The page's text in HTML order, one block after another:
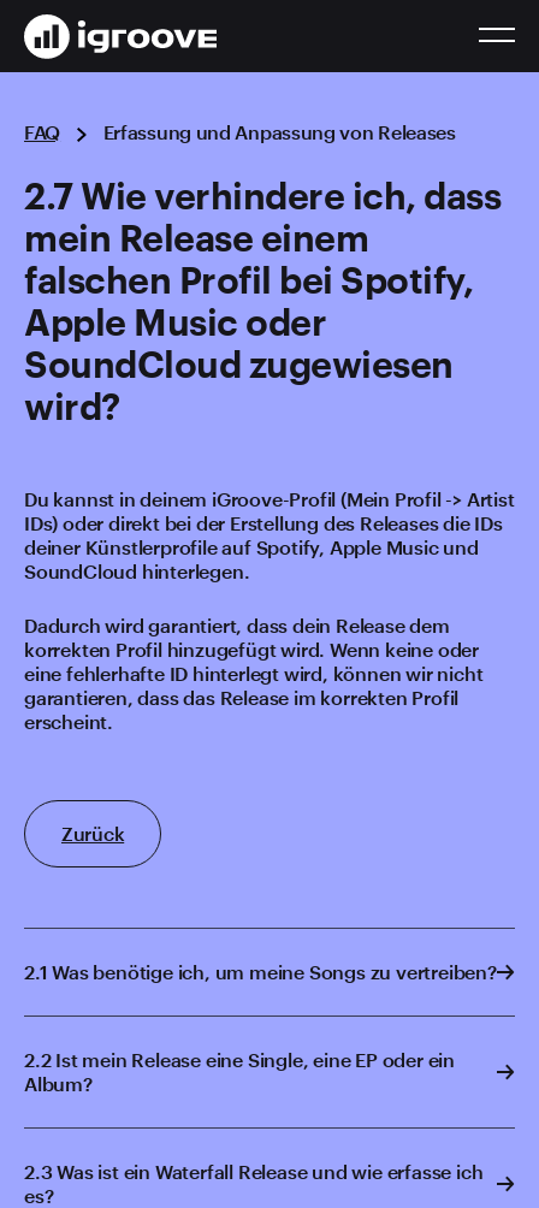
FAQ Erfassung und Anpassung von Releases
2.7 Wie verhindere ich, dass
mein Release einem
falschen Profil bei Spotify,
Apple Music oder
SoundCloud zugewiesen
wird?
Du kannst in deinem iGroove-Profil (Mein Profil -> Artist
IDs) oder direkt bei der Erstellung des Releases die IDs
deiner Künstlerprofile auf Spotify, Apple Music und
SoundCloud hinterlegen.
Dadurch wird garantiert, dass dein Release dem
korrekten Profil hinzugefügt wird. Wenn keine oder
eine fehlerhafte ID hinterlegt wird, können wir nicht
garantieren, dass das Release im korrekten Profil
erscheint.
Zurück
2.1 Was benötige ich, um meine Songs zu vertreiben?
2.2 Ist mein Release eine Single, eine EP oder ein
Album?
2.3 Was ist ein Waterfall Release und wie erfasse ich
es?